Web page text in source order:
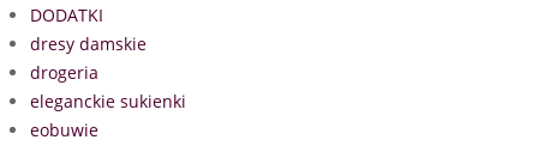
DODATKI
dresy damskie
drogeria
eleganckie sukienki
eobuwie